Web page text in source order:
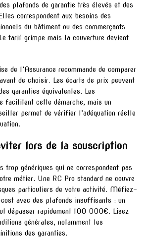
plafonds de garantie très élevés et des
correspondent aux besoins des
du bâtiment ou des commerçants
tarif grimpe mais la couverture devient
de l’Assurance recommande de comparer
de choisir. Les écarts de prix peuvent
garanties équivalentes. Les
facilitent cette démarche, mais un
permet de vérifier l’adéquation réelle
lors de la souscription
trop génériques qui ne correspondent pas
métier. Une RC Pro standard ne couvre
particuliers de votre activité. Méfiez-
avec des plafonds insuffisants : un
dépasser rapidement 100 000€. Lisez
générales, notamment les
des garanties.